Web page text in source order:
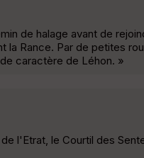
de halage avant de
la Rance. Par de petites
caractère de Léhon. »
l'Etrat, le Courtil des